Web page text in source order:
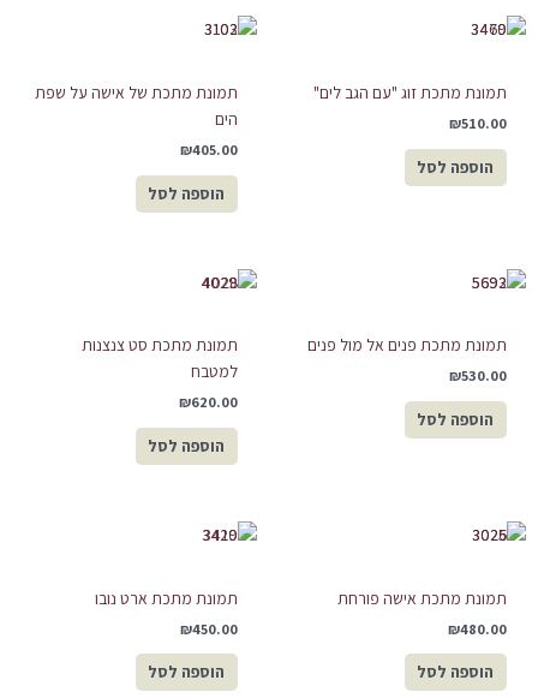
תמונת מתכת זוג "עם הגב לים"
₪510.00
הוספה לסל
תמונת מתכת של אישה על שפת
הים
₪405.00
הוספה לסל
תמונת מתכת פנים אל מול פנים
₪530.00
הוספה לסל
תמונת מתכת סט צנצנות
למטבח
₪620.00
הוספה לסל
תמונת מתכת אישה פורחת
₪480.00
הוספה לסל
תמונת מתכת ארט נובו
₪450.00
הוספה לסל